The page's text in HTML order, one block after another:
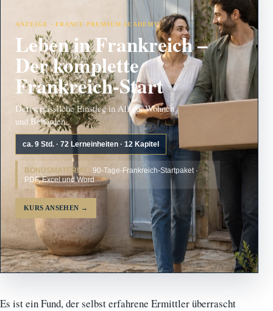
ANZEIGE · FRANCE PREMIUM ACADEMY
Leben in Frankreich –
Der komplette
Frankreich-Start
Der verlässliche Einstieg in Alltag, Wohnen
und Behörden.
ca. 9 Std. · 72 Lerneinheiten · 12 Kapitel
BONUSMATERIAL: 90-Tage-Frankreich-Startpaket ·
PDF, Excel und Word
KURS ANSEHEN →
Es ist ein Fund, der selbst erfahrene Ermittler überrascht